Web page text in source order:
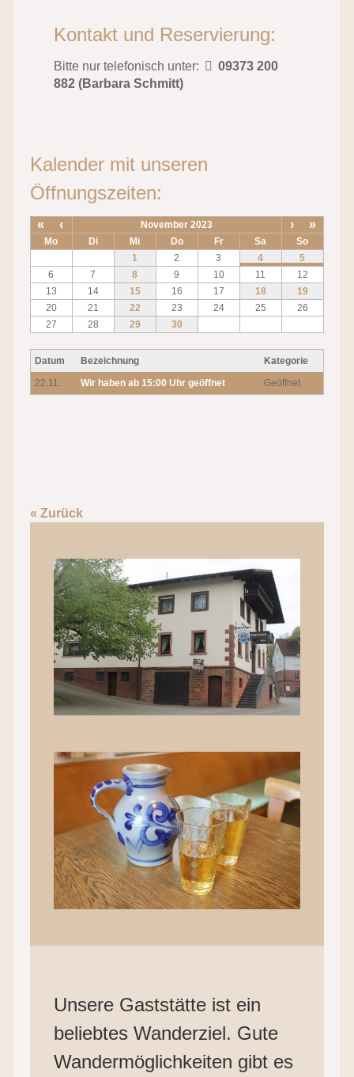
Kontakt und Reservierung:
Bitte nur telefonisch unter:
09373 200
882 (Barbara Schmitt)
Kalender mit unseren
Öffnungszeiten:
« ‹ November 2023 › »
Mo Di Mi Do Fr Sa
So
1
2 3 4
5
6
7 8 9 10 11
12
13
14 15 16 17 18
19
20
21 22 23 24 25
26
27
28 29 30
Datum Bezeichnung
Kategorie
22.11.
Wir haben ab 15:00 Uhr geöffnet Geöffnet
« Zurück
Unsere Gaststätte ist ein
beliebtes Wanderziel. Gute
Wandermöglichkeiten gibt es